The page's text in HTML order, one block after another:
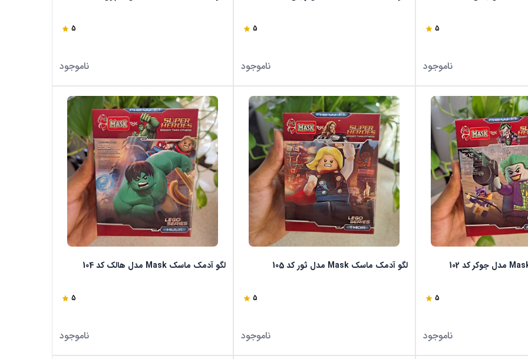
5
ناموجود
5
ناموجود
5
ناموجود
5
ناموجود
لگو آدمک ماسک Mask مدل ثور کد 105
5
ناموجود
لگو آدمک ماسک Mask مدل هالک کد 104
5
ناموجود